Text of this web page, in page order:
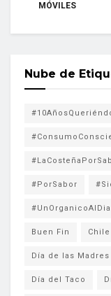
MÓVILES
Nube de
#PorSabor
#UnOrganicoAlDia
Buen Fin
Día de las Madres
Día del Taco